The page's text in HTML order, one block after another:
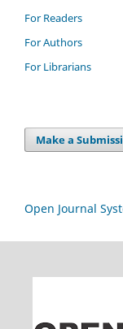
For Readers
For Authors
For Librarians
Make a
Open Journal